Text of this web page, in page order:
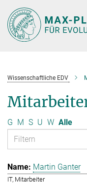
Hauptinhalt
Wissenschaftliche EDV
G M S U W Alle
Martin Ganter
IT, Mitarbeiter